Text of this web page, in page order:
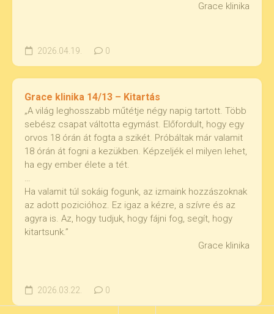
Grace klinika
2026.04.19. 0
Grace klinika 14/13 – Kitartás
„A világ leghosszabb műtétje négy napig tartott. Több
sebész csapat váltotta egymást. Előfordult, hogy egy
orvos 18 órán át fogta a szikét. Próbáltak már valamit
18 órán át fogni a kezükben. Képzeljék el milyen lehet,
ha egy ember élete a tét.
…
Ha valamit túl sokáig fogunk, az izmaink hozzászoknak
az adott pozicióhoz. Ez igaz a kézre, a szívre és az
agyra is. Az, hogy tudjuk, hogy fájni fog, segít, hogy
kitartsunk.”
Grace klinika
2026.03.22. 0